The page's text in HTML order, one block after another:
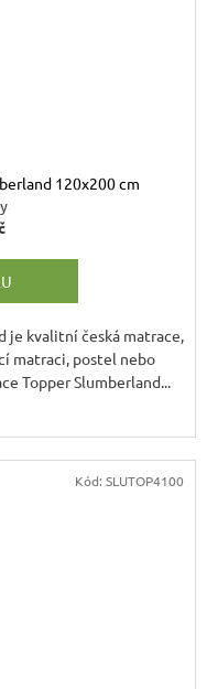
120x200 cm
je kvalitní česká matrace,
matraci, postel nebo
Topper Slumberland...
Kód: SLUTOP4100